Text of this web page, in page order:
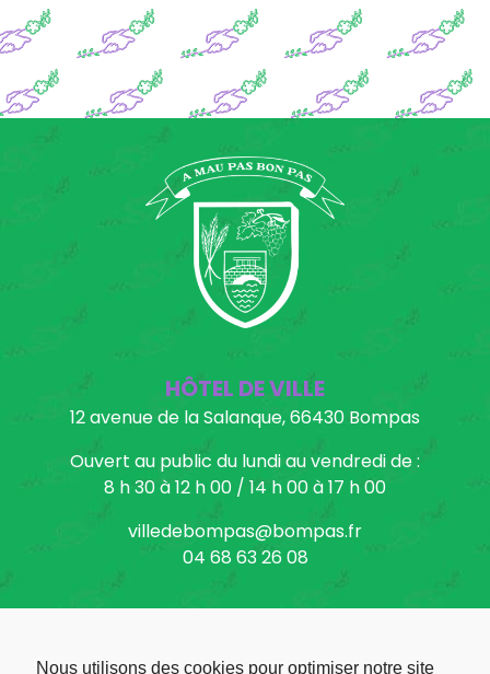
HÔTEL DE VILLE
12 avenue de la Salanque, 66430 Bompas
Ouvert au public du lundi au vendredi de :
8 h 30 à 12 h 00 / 14 h 00 à 17 h 00
villedebompas@bompas.fr
04 68 63 26 08
Nous utilisons des cookies pour optimiser notre site